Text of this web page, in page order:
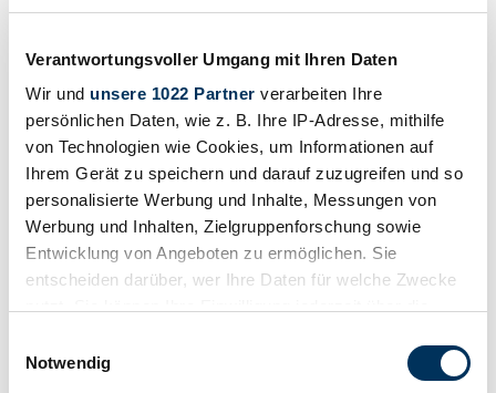
Verantwortungsvoller Umgang mit Ihren Daten
Wir und unsere 1022 Partner verarbeiten Ihre
persönlichen Daten, wie z. B. Ihre IP-Adresse, mithilfe
von Technologien wie Cookies, um Informationen auf
Ihrem Gerät zu speichern und darauf zuzugreifen und so
personalisierte Werbung und Inhalte, Messungen von
Werbung und Inhalten, Zielgruppenforschung sowie
Entwicklung von Angeboten zu ermöglichen. Sie
entscheiden darüber, wer Ihre Daten für welche Zwecke
Trigger Symbol ändern oder widerrufen
Notwendig
Concessionnaires